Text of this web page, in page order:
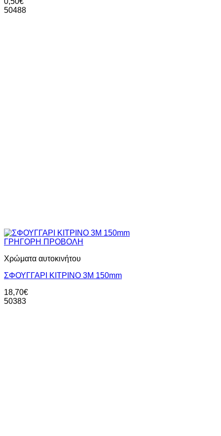
50488
ΓΡΗΓΟΡΗ ΠΡΟΒΟΛΗ
Χρώματα αυτοκινήτου
ΣΦΟΥΓΓΑΡΙ ΚΙΤΡΙΝΟ 3Μ 150mm
18,70€
50383